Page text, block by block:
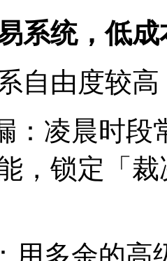
系统，低
自由度较
：凌晨时
，锁定「
用多余的